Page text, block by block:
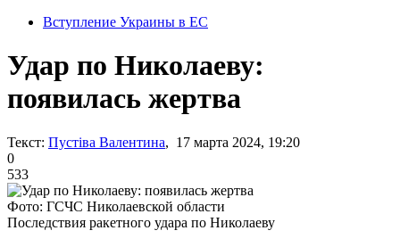
Вступление Украины в ЕС
Удар по Николаеву:
появилась жертва
Текст: Пустіва Валентина, 17 марта 2024, 19:20
0
533
Фото: ГСЧС Николаевской области
Последствия ракетного удара по Николаеву